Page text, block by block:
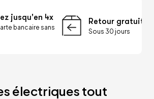
jusqu'en 4x
bancaire sans
Retour gratuit
Sous 30 jours
électriques tout